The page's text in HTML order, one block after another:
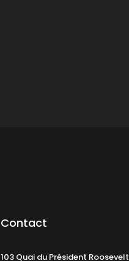
Contact
103 Quai du Président Roosevelt